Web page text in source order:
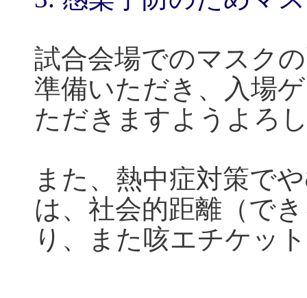
試合会場でのマスク
準備いただき、入場
ただきますようよろ
また、熱中症対策で
は、社会的距離（で
り、また咳エチケッ